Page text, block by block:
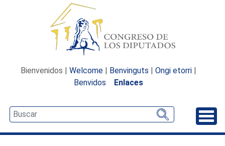
Bienvenidos | Welcome | Benvinguts | Ongi etorri |
Benvidos
Enlaces